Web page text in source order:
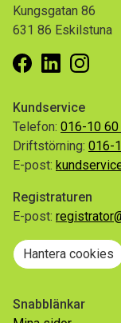
Kungsgatan 86
631 86 Eskilstuna
Facebook
Linkedin
Kundservice
Telefon: 016-10 60
Driftstörning: 016-
E-post:
Registraturen
E-post:
Hantera cookies
Snabblänkar